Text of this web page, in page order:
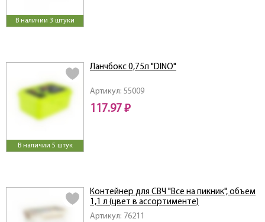
В наличии 3 штуки
В наличии 5 штук
Артикул: 55009
Ланчбокс 0,75л "DINO"
117.97 ₽
Артикул: 76211
Контейнер для СВЧ "Все на пикник", объем
1,1 л (цвет в ассортименте)